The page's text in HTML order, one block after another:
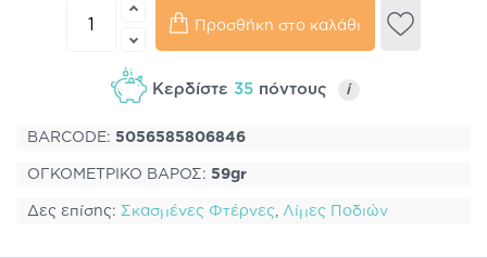
Προσθήκη στο καλάθι
Κερδίστε 35 πόντους i
BARCODE: 5056585806846
ΟΓΚΟΜΕΤΡΙΚΟ ΒΑΡΟΣ: 59gr
Δες επίσης: Σκασμένες Φτέρνες, Λίμες Ποδιών